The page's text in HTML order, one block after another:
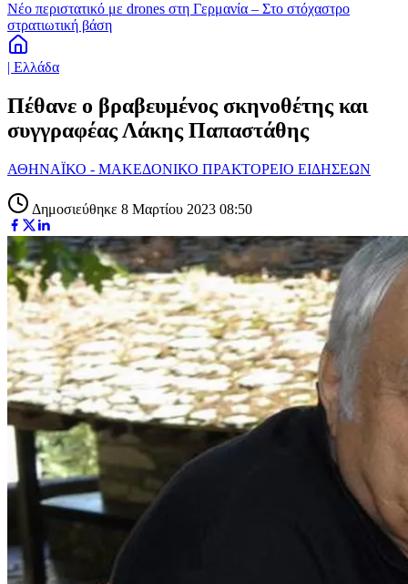
Νέο περιστατικό με drones στη Γερμανία – Στο στόχαστρο
στρατιωτική βάση
| Ελλάδα
Πέθανε ο βραβευμένος σκηνοθέτης και
συγγραφέας Λάκης Παπαστάθης
ΑΘΗΝΑΪΚΟ - ΜΑΚΕΔΟΝΙΚΟ ΠΡΑΚΤΟΡΕΙΟ ΕΙΔΗΣΕΩΝ
Δημοσιεύθηκε 8 Μαρτίου 2023 08:50